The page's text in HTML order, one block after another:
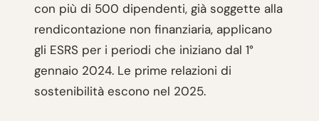
con più di 500 dipendenti, già soggette alla
rendicontazione non finanziaria, applicano
gli ESRS per i periodi che iniziano dal 1°
gennaio 2024. Le prime relazioni di
sostenibilità escono nel 2025.